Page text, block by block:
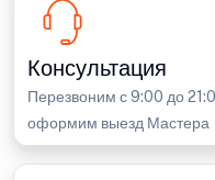
Консультация
Перезвоним с 9:00 до
оформим выезд Мастера